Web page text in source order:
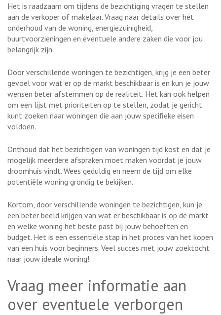
Het is raadzaam om tijdens de bezichtiging vragen te stellen
aan de verkoper of makelaar. Vraag naar details over het
onderhoud van de woning, energiezuinigheid,
buurtvoorzieningen en eventuele andere zaken die voor jou
belangrijk zijn.
Door verschillende woningen te bezichtigen, krijg je een beter
gevoel voor wat er op de markt beschikbaar is en kun je jouw
wensen beter afstemmen op de realiteit. Het kan ook helpen
om een lijst met prioriteiten op te stellen, zodat je gericht
kunt zoeken naar woningen die aan jouw specifieke eisen
voldoen.
Onthoud dat het bezichtigen van woningen tijd kost en dat je
mogelijk meerdere afspraken moet maken voordat je jouw
droomhuis vindt. Wees geduldig en neem de tijd om elke
potentiële woning grondig te bekijken.
Kortom, door verschillende woningen te bezichtigen, kun je
een beter beeld krijgen van wat er beschikbaar is op de markt
en welke woning het beste past bij jouw behoeften en
budget. Het is een essentiële stap in het proces van het kopen
van een huis voor beginners. Veel succes met jouw zoektocht
naar jouw ideale woning!
Vraag meer informatie aan
over eventuele verborgen